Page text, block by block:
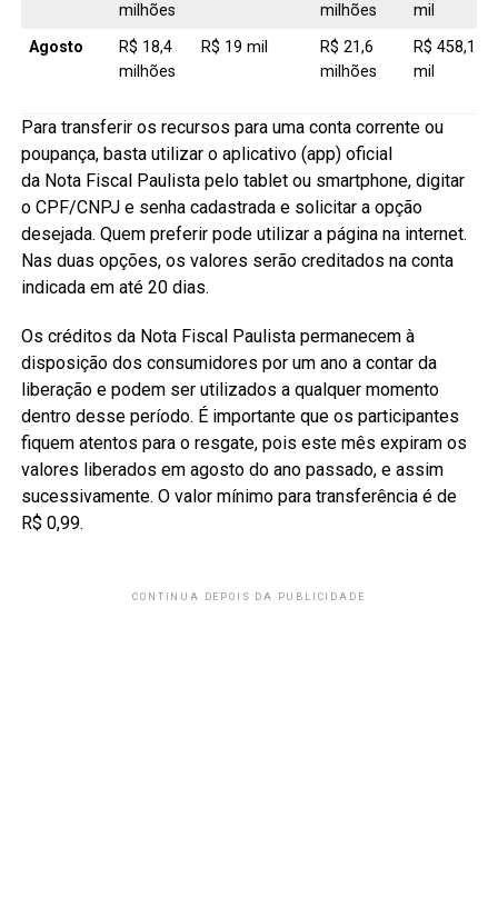
milhões
milhões
mil
Agosto
R$ 18,4
milhões
R$ 19 mil
R$ 21,6
milhões
R$ 458,1
mil
Para transferir os recursos para uma conta corrente ou
poupança, basta utilizar o aplicativo (app) oficial
da Nota Fiscal Paulista pelo tablet ou smartphone, digitar
o CPF/CNPJ e senha cadastrada e solicitar a opção
desejada. Quem preferir pode utilizar a página na internet.
Nas duas opções, os valores serão creditados na conta
indicada em até 20 dias.
Os créditos da Nota Fiscal Paulista permanecem à
disposição dos consumidores por um ano a contar da
liberação e podem ser utilizados a qualquer momento
dentro desse período. É importante que os participantes
fiquem atentos para o resgate, pois este mês expiram os
valores liberados em agosto do ano passado, e assim
sucessivamente. O valor mínimo para transferência é de
R$ 0,99.
CONTINUA DEPOIS DA PUBLICIDADE